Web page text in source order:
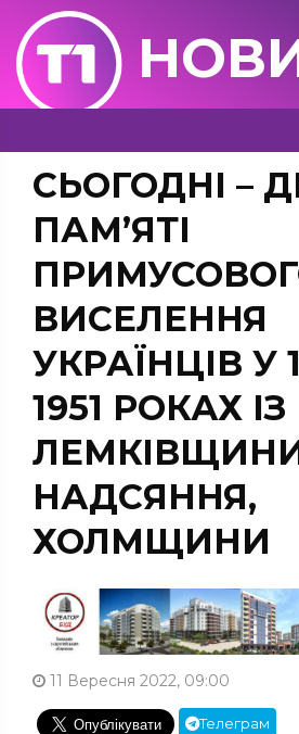
СЬОГОДНІ –
ПАМ’ЯТІ
ВИСЕЛЕННЯ
УКРАЇНЦІВ У
1951 РОКАХ ІЗ
НАДСЯННЯ,
ХОЛМЩИНИ
11 Вересня 2022, 09:00
Телеграм